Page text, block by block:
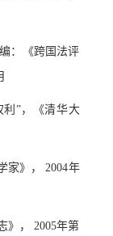
：《跨国法评
利”，《清华大
家》， 2004年
》， 2005年第